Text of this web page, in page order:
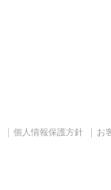
個人情報保護方針 お